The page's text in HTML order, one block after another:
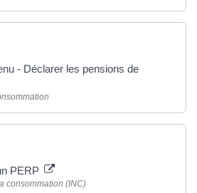
- Déclarer les pensions de
PERP
consommation (INC)